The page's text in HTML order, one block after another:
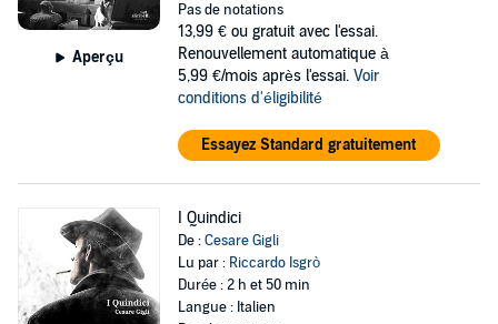
Aperçu
Pas de notations
13,99 € ou gratuit avec l'essai.
Renouvellement automatique à
5,99 €/mois après l'essai. Voir
conditions d'éligibilité
Essayez Standard gratuitement
I Quindici
De :Cesare Gigli
Lu par : Riccardo Isgrò
Durée : 2 h et 50 min
Langue : Italien